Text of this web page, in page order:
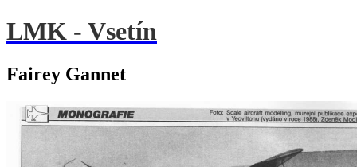
LMK - Vsetín
Fairey Gannet